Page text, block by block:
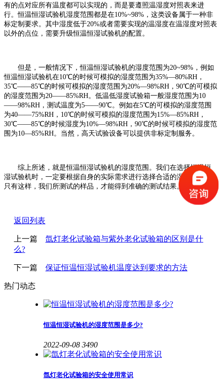
有的点对应所有温度都可以实现的，而是要遵照温湿度对照表来进
行。恒温恒湿试验机湿度范围都是在10%~98%，这类设备属于一种非
标定制要求。其中湿度低于20%或者需要实现的温湿度在温湿度对照表
以外的点位，需要升级恒温恒湿试验机的配置。
但是，一般情况下，恒温恒湿试验机的湿度范围为20~98%，例如
恒温恒湿试验机在10℃的时候可模拟的湿度范围为35%—80%RH，
35℃——85℃的时候可模拟的湿度范围为20%—98%RH，90℃的可模拟
的湿度范围为20——85%RH。低温低湿度试验箱一般湿度范围为10
——98%RH，测试温度为5——90℃。例如在5℃的可模拟的湿度范围
为40——75%RH，10℃的时候可模拟的湿度范围为15%—85%RH，
30℃——85℃的时候湿度为10%—98%RH，90℃的时候可模拟的湿度范
围为10—85%RH。当然，高天试验设备可以提供非标定制服务。
综上所述，就是恒温恒湿试验机的湿度范围。我们在选择恒温恒
湿试验机时，一定要根据自身的实际需求进行选择合适的湿度范围，
只有这样，我们所测试的样品，才能得到准确的测试结果。
返回列表
上一篇 氙灯老化试验箱与紫外老化试验箱的区别是什
么?
下一篇 保证恒温恒湿试验机温度达到要求的方法
热门动态
恒温恒湿试验机的湿度范围是多少?
2022-09-08 3490
氙灯老化试验箱的安全使用常识